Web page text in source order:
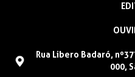
Rua Libero Badaró,
000,